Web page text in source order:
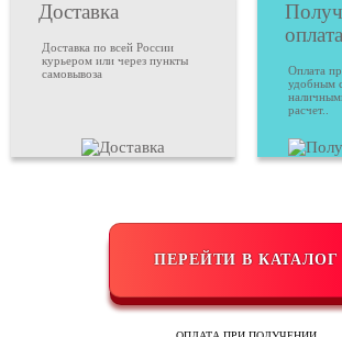
Доставка
Доставка по всей России
курьером или через пункты
самовывоза
оплата
Оплата
удобным
расчет..
ПЕРЕЙТИ В КАТАЛОГ